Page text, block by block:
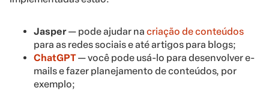
Jasper— pode ajudar na criação de conteúdos
para as redes sociais e até artigos para blogs;
ChatGPT— você pode usá-lo para desenvolver e-
mails e fazer planejamento de conteúdos, por
exemplo;